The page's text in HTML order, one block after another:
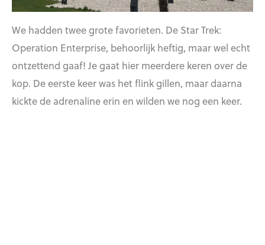
We hadden twee grote favorieten. De Star Trek:
Operation Enterprise, behoorlijk heftig, maar wel echt
ontzettend gaaf! Je gaat hier meerdere keren over de
kop. De eerste keer was het flink gillen, maar daarna
kickte de adrenaline erin en wilden we nog een keer.